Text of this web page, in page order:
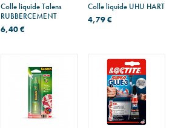
Colle liquide Talens
RUBBERCEMENT
6,40 €
Colle liquide UHU HART
4,79 €